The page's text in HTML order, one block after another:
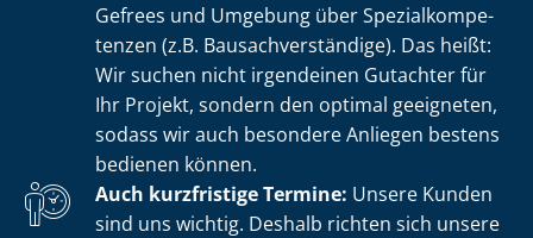
Gefrees und Umgebung über Spe­zi­al­kom­pe­
ten­zen (z.B. Bau­sach­ver­stän­di­ge). Das heißt:
Wir suchen nicht irgendeinen Gutachter für
Ihr Projekt, sondern den optimal geeigneten,
sodass wir auch besondere Anliegen bestens
bedienen können.
Auch kurzfristige Termine: Unsere Kunden
sind uns wichtig. Deshalb richten sich unsere